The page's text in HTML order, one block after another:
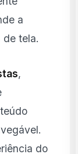
a
de tela.
,
do